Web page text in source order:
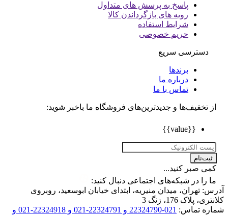
پاسخ به پرسش های متداول
رویه های بازگرداندن کالا
شرایط استفاده
حریم خصوصی
دسترسی سریع
برندها
درباره ما
تماس با ما
تخفیف‌ها و جدیدترین‌های فروشگاه ما باخبر شوید:
صبر کنید...
را در شبکه‌های اجتماعی دنبال کنید:
تهران، میدان منیریه، ابتدای خیابان ابوسعید، روبروی
پلاک 176، زنگ 3
تماس:
021-22324790 و 22324791-021 و 22324918-021 و